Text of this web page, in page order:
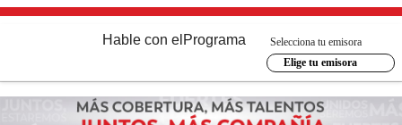
Hable con el Programa
Selecciona tu emisora
Elige tu emisora